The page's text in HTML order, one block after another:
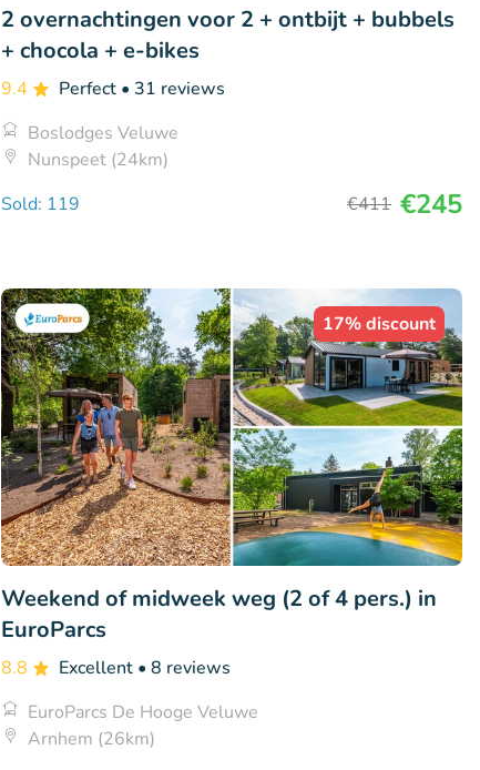
2 overnachtingen voor 2 + ontbijt + bubbels
+ chocola + e-bikes
9.4 Perfect • 31 reviews
Boslodges Veluwe
Nunspeet (24km)
Sold: 119
€411 €245
17% discount
Weekend of midweek weg (2 of 4 pers.) in
EuroParcs
8.8 Excellent • 8 reviews
EuroParcs De Hooge Veluwe
Arnhem (26km)